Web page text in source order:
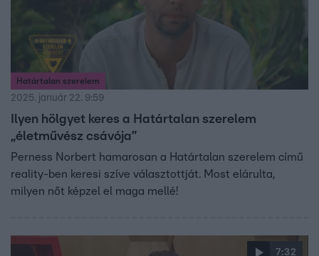
Határtalan szerelem
2025. január 22. 9:59
Ilyen hölgyet keres a Határtalan szerelem
„életművész csávója”
Perness Norbert hamarosan a Határtalan szerelem című
reality-ben keresi szíve választottját. Most elárulta,
milyen nőt képzel el maga mellé!
7:32